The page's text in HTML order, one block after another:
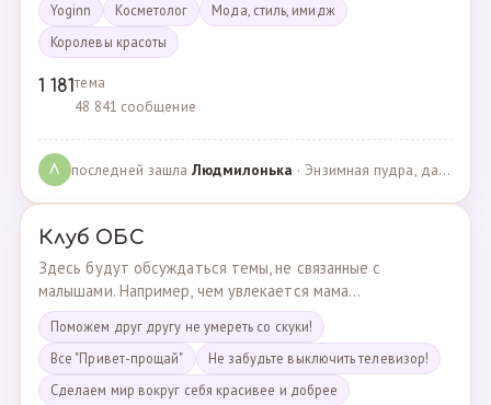
Yoginn Косметолог
Мода, стиль, имидж
Королевы красоты
1 181тема
48 841 сообщение
Л последней зашлаЛюдмилонькa · Энзимная пудра, да или нет? · 29.06.2025
Клуб ОБС
Здесь будут обсуждаться темы, не связанные с
малышами. Например, чем увлекается мама...
Поможем друг другу не умереть со скуки!
Все "Привет-прощай"
Не забудьте выключить телевизор!
Сделаем мир вокруг себя красивее и добрее